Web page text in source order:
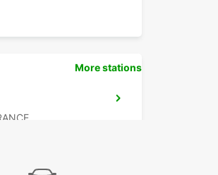
More stations